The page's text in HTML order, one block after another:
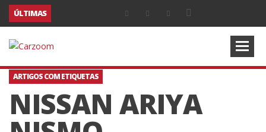
ÚLTIMAS
ARTIGOS COM ETIQUETAS
NISSAN ARIYA